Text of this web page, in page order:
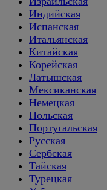
Индийская
Испанская
Итальянская
Китайская
Корейская
Латышская
Мексиканская
Немецкая
Польская
Португальская
Русская
Сербская
Тайская
Турецкая